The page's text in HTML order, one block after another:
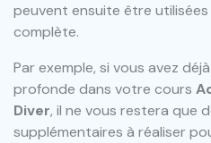
peuvent ensuite être
complète.
Par exemple, si vous avez
profonde dans votre cours
Diver, il ne vous restera que
supplémentaires à réaliser